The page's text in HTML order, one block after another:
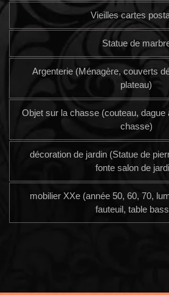
Vieilles cartes
Statue de
Argenterie (Ménagère, couverts
plateau)
Objet sur la chasse (couteau, dague
chasse)
décoration de jardin (Statue de
fonte salon de
mobilier XXe (année 50, 60, 70,
fauteuil, table